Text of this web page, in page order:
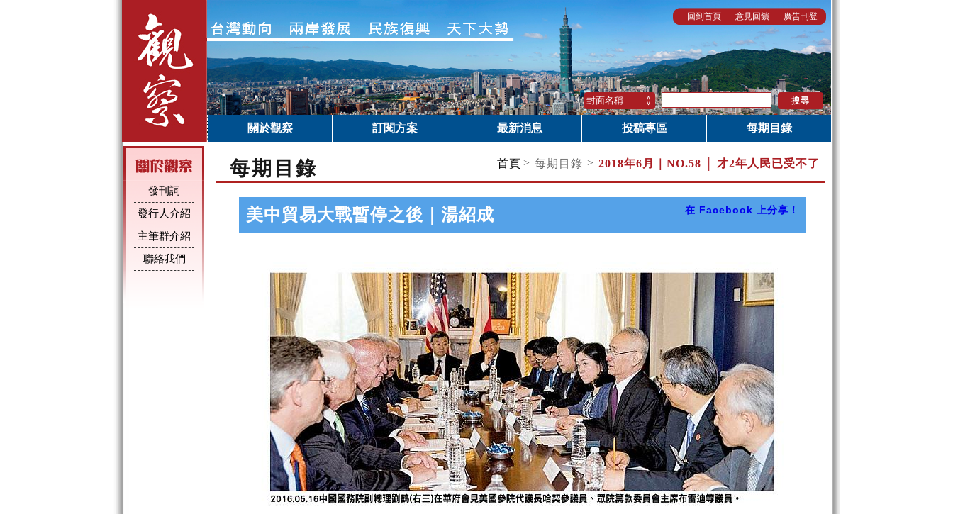
回到首頁 意見回饋 廣告刊登
關於觀察 訂閱方案 最新消息 投稿專區 每期目錄
發刊詞
發行人介紹
主筆群介紹
聯絡我們
每期目錄 首頁 > 每期目錄 > 2018年6月｜ NO.58 │ 才2年人民已受不了
美中貿易大戰暫停之後｜湯紹成 在 Facebook 上分享！